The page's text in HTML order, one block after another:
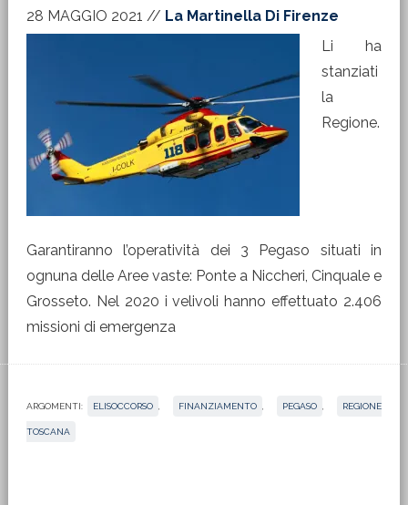
28 MAGGIO 2021 // La Martinella Di Firenze
Li ha
stanziati
la
Regione.
Garantiranno l’operatività dei 3 Pegaso situati in
ognuna delle Aree vaste: Ponte a Niccheri, Cinquale e
Grosseto. Nel 2020 i velivoli hanno effettuato 2.406
missioni di emergenza
ARGOMENTI: ELISOCCORSO FINANZIAMENTO PEGASO REGIONE
TOSCANA